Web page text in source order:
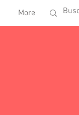
More